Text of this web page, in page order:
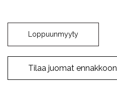
Loppuunmyyty
Tilaa juomat ennakkoon